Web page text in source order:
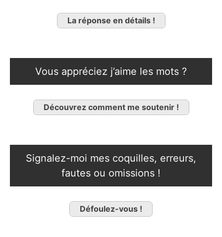
La réponse en détails !
Vous appréciez j’aime les mots ?
Découvrez comment me soutenir !
Signalez-moi mes coquilles, erreurs,
fautes ou omissions !
Défoulez-vous !